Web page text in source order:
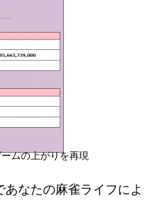
ムの上がりを再現
なたの麻雀ライフによ